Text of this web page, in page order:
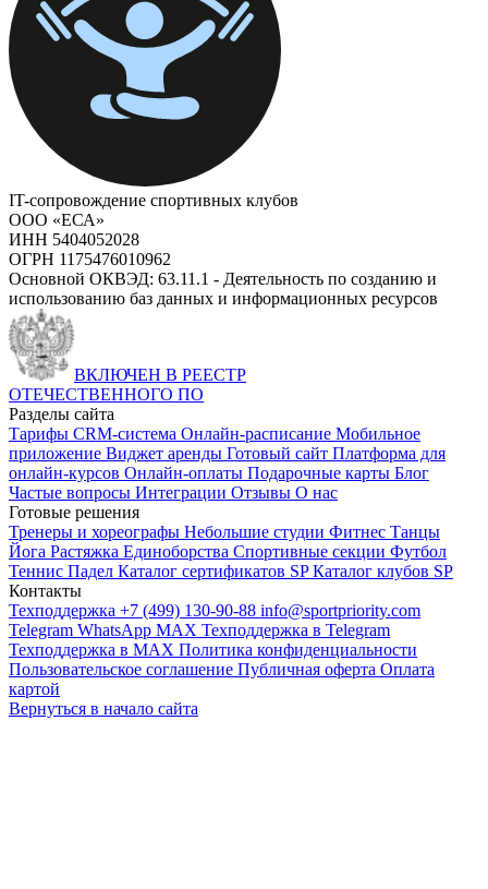
IT-сопровождение спортивных клубов
ООО «ЕСА»
ИНН 5404052028
ОГРН 1175476010962
Основной ОКВЭД: 63.11.1 - Деятельность по созданию и
использованию баз данных и информационных ресурсов
ВКЛЮЧЕН В РЕЕСТР
ОТЕЧЕСТВЕННОГО ПО
Разделы сайта
Тарифы CRM-система Онлайн-расписание Мобильное
приложение Виджет аренды Готовый сайт Платформа для
онлайн-курсов Онлайн-оплаты Подарочные карты Блог
Частые вопросы Интеграции Отзывы О нас
Готовые решения
Тренеры и хореографы Небольшие студии Фитнес Танцы
Йога Растяжка Единоборства Спортивные секции Футбол
Теннис Падел Каталог сертификатов SPКаталог клубов SP
Контакты
Техподдержка +7 (499) 130-90-88 info@sportpriority.com
Telegram WhatsApp MAX Техподдержка в Telegram
Техподдержка в MAX Политика конфиденциальности
Пользовательское соглашение Публичная оферта Оплата
картой
Вернуться в начало сайта